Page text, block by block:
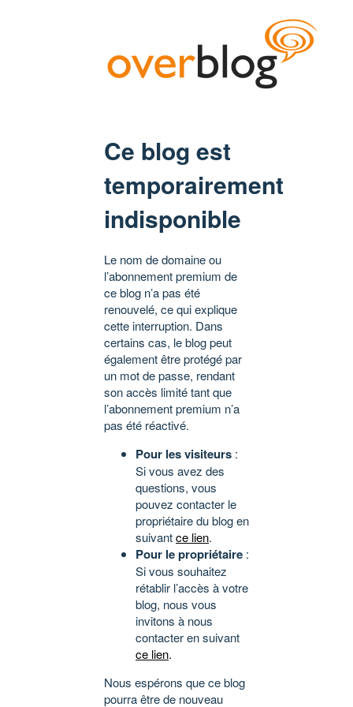
Ce blog est
temporairement
indisponible
Le nom de domaine ou
l’abonnement premium de
ce blog n’a pas été
renouvelé, ce qui explique
cette interruption. Dans
certains cas, le blog peut
également être protégé par
un mot de passe, rendant
son accès limité tant que
l’abonnement premium n’a
pas été réactivé.
Pour les visiteurs :
Si vous avez des
questions, vous
pouvez contacter le
propriétaire du blog en
suivantce lien.
Pour le propriétaire :
Si vous souhaitez
rétablir l’accès à votre
blog, nous vous
invitons à nous
contacter en suivant
ce lien.
Nous espérons que ce blog
pourra être de nouveau